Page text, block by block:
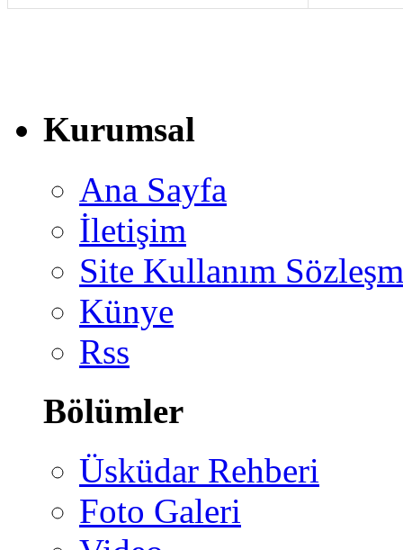
Kurumsal
Ana Sayfa
İletişim
Site Kullanım
Künye
Rss
Bölümler
Üsküdar Rehberi
Foto Galeri